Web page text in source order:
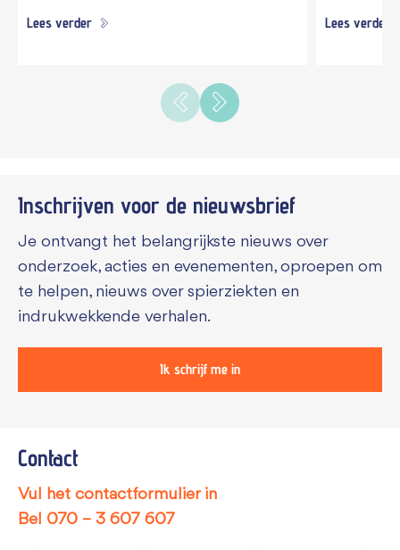
Lees verder Lees verder
Contact
Vul het contactformulier in
Bel 070 – 3 607 607
Inschrijven voor de nieuwsbrief
Je ontvangt het belangrijkste nieuws over
onderzoek, acties en evenementen, oproepen om
te helpen, nieuws over spierziekten en
indrukwekkende verhalen.
Ik schrijf me in